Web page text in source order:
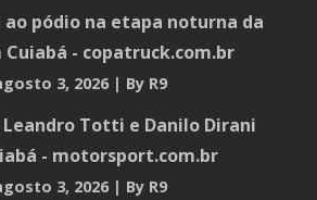
ao pódio na etapa noturna da
Cuiabá - copatruck.com.br
3, 2026 By R9
Leandro Totti e Danilo Dirani
- motorsport.com.br
3, 2026 By R9